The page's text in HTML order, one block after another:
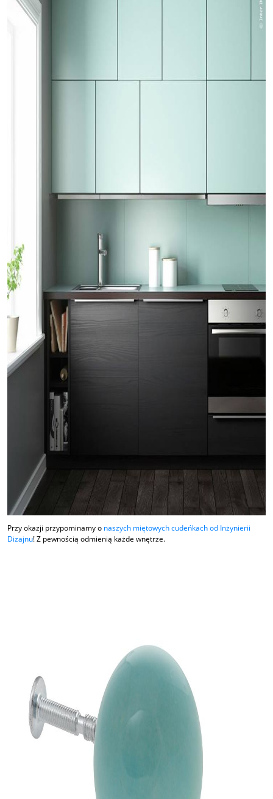
Przy okazji przypominamy o naszych miętowych cudeńkach od Inżynierii
Dizajnu! Z pewnością odmienią każde wnętrze.